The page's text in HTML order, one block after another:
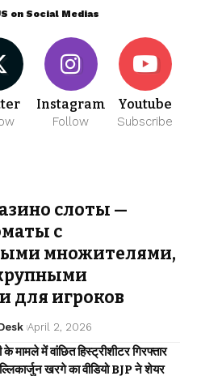
on Social Medias
Instagram
Follow
Youtube
Subscribe
слоты —
с
множителями,
игроков
April 2, 2026
के मामले में वांछित हिस्ट्रीशीटर गिरफ्तार
खरगे का वीडियो BJP ने शेयर